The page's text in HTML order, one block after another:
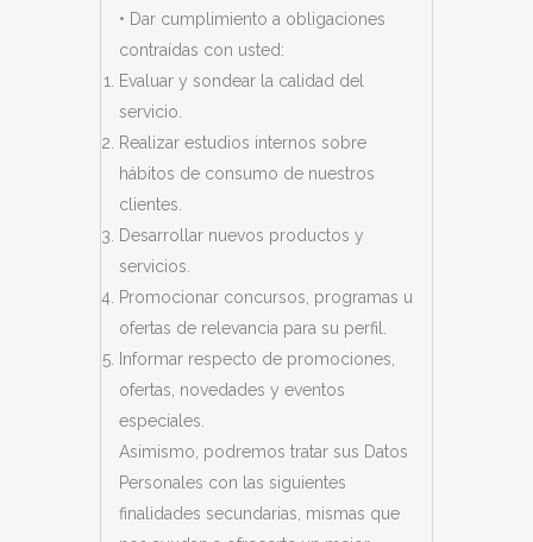
• Dar cumplimiento a obligaciones
contraídas con usted:
Evaluar y sondear la calidad del
servicio.
Realizar estudios internos sobre
hábitos de consumo de nuestros
clientes.
Desarrollar nuevos productos y
servicios.
Promocionar concursos, programas u
ofertas de relevancia para su perfil.
Informar respecto de promociones,
ofertas, novedades y eventos
especiales.
Asimismo, podremos tratar sus Datos
Personales con las siguientes
finalidades secundarias, mismas que